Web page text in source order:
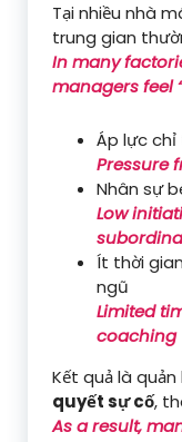
Tại nhiều nhà
trung gian
In many
managers feel
Áp lực
Pressure
Nhân sự
Low
Ít thời
ngũ
Limited
coaching
Kết quả là
quyết sự cố,
As a result,